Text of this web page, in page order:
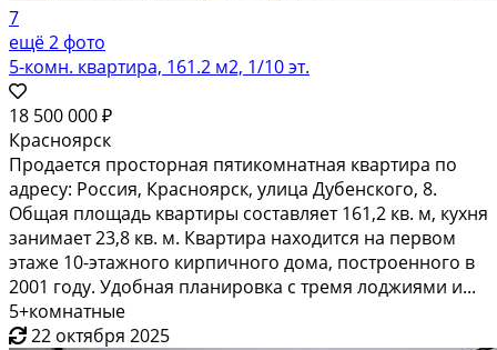
7
ещё 2 фото
5-комн. квартира, 161.2 м2, 1/10 эт.
18 500 000 ₽
Красноярск
Продается просторная пятикомнатная квартира по
адресу: Россия, Красноярск, улица Дубенского, 8.
Общая площадь квартиры составляет 161,2 кв. м, кухня
занимает 23,8 кв. м. Квартира находится на первом
этаже 10-этажного кирпичного дома, построенного в
2001 году. Удобная планировка с тремя лоджиями и...
5+комнатные
22 октября 2025